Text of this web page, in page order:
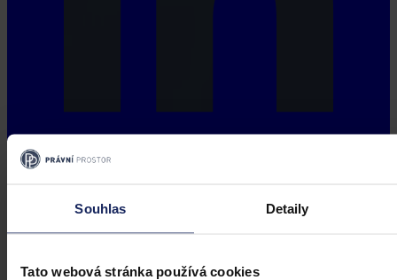
Souhlas Detaily
Tato webová stránka používá cookies